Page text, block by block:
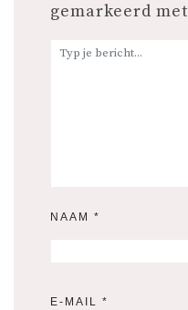
gemarkeerd met
NAAM *
E-MAIL *